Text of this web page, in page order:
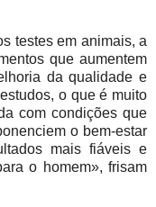
testes em animais, a
que aumentem
da qualidade e
o que é muito
com condições que
o bem-estar
mais fiáveis e
o homem», frisam